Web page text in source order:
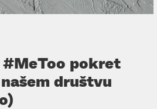
pokret
društvu